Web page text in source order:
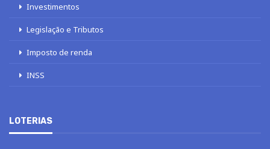
Investimentos
Legislação e Tributos
Imposto de renda
INSS
LOTERIAS